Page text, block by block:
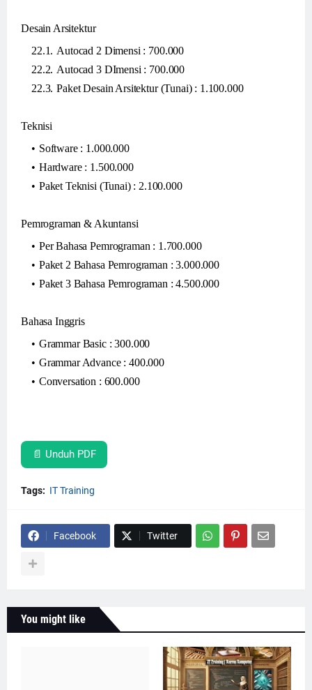
Desain Arsitektur
Autocad 2 Dimensi : 700.000
Autocad 3 DImensi : 700.000
Paket Desain Arsitektur (Tunai) : 1.100.000
Teknisi
Software : 1.000.000
Hardware : 1.500.000
Paket Teknisi (Tunai) : 2.100.000
Pemrograman & Akuntansi
Per Bahasa Pemrograman : 1.700.000
Paket 2 Bahasa Pemrograman : 3.000.000
Paket 3 Bahasa Pemrograman : 4.500.000
Bahasa Inggris
Grammar Basic : 300.000
Grammar Advance : 400.000
Conversation : 600.000
📄 Unduh PDF
Tags: IT Training
Facebook Twitter
You might like